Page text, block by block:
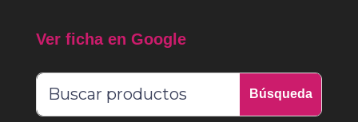
Ver ficha en Google